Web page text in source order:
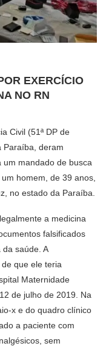
EXERCÍCIO
NO RN
Civil (51ª DP de
Paraíba, deram
mandado de busca
homem, de 39 anos,
no estado da Paraíba.
a medicina
falsificados
saúde. A
que ele teria
Maternidade
de julho de 2019. Na
x e do quadro clínico
a paciente com
sem